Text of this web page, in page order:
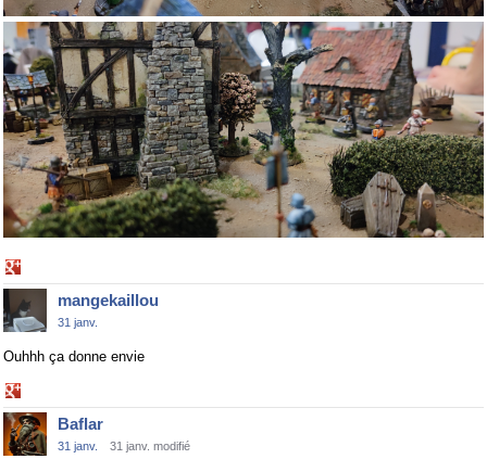
on
Google+mangekaillou
31 janv.
Ouhhh ça donne envie
on
Google+Baflar
31 janv. 31 janv. modifié